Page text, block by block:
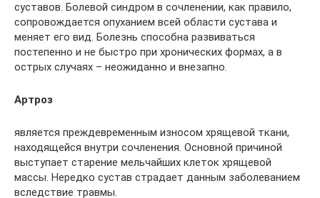
суставов. Болевой синдром в сочленении, как правило,
сопровождается опуханием всей области сустава и
меняет его вид. Болезнь способна развиваться
постепенно и не быстро при хронических формах, а в
острых случаях – неожиданно и внезапно.
Артроз
является преждевременным износом хрящевой ткани,
находящейся внутри сочленения. Основной причиной
выступает старение мельчайших клеток хрящевой
массы. Нередко сустав страдает данным заболеванием
вследствие травмы.